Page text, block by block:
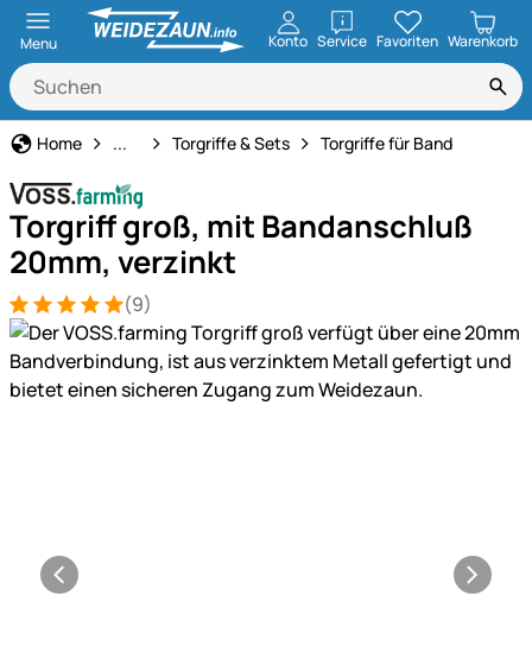
Menu Konto ServiceöffnenFavoriten Warenkorb
Home Weidezaun
... Torgriffe & Sets Torgriffe für Band
Torgriff groß, mit Bandanschluß
20mm, verzinkt
Bewertung: 5 von 5 (9 Bewertungen)
9 Bewertungen
(9)
Produktgalerie